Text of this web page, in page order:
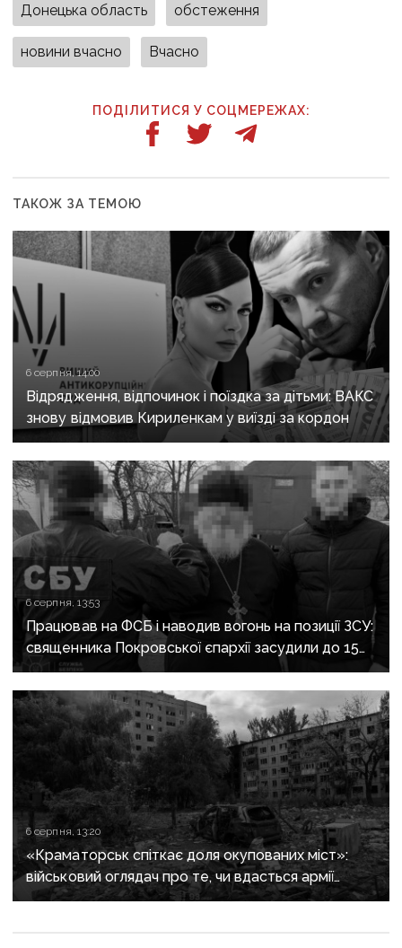
Донецька область обстеження
новини вчасно Вчасно
ПОДІЛИТИСЯ У СОЦМЕРЕЖАХ:
ТАКОЖ ЗА ТЕМОЮ
6 серпня, 14:00
Відрядження, відпочинок і поїздка за дітьми: ВАКС
знову відмовив Кириленкам у виїзді за кордон
6 серпня, 13:53
Працював на ФСБ і наводив вогонь на позиції ЗСУ:
священника Покровської єпархії засудили до 15
років
6 серпня, 13:20
«Краматорськ спіткає доля окупованих міст»:
військовий оглядач про те, чи вдасться армії
рф захопити останню агломерацію Донеччини до